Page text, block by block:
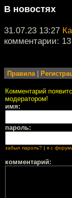
В новостях
31.07.23 13:27
комментарии: 13
Правила|
Комментарий
модератором!
имя:
пароль:
забыл пароль? я с
комментарий: